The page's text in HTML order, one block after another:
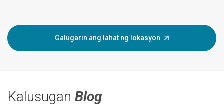
Galugarin ang lahat ng lokasyon
Kalusugan Blog